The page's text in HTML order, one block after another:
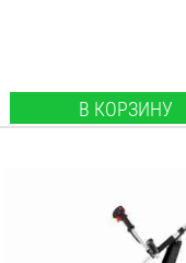
В КОРЗИНУ